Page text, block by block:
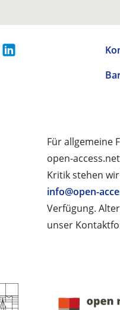
Für allgemeine
open-
Kritik stehen
info@open-
Verfügung.
unser